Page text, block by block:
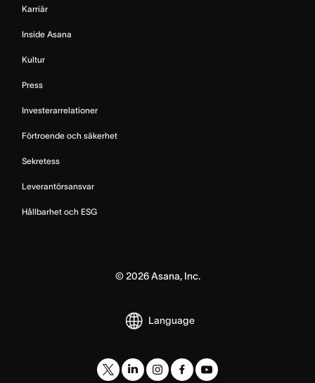
Karriär
Inside Asana
Kultur
Press
Investerarrelationer
Förtroende och säkerhet
Sekretess
Leverantörsansvar
Hållbarhet och ESG
© 2026Asana, Inc.
Language